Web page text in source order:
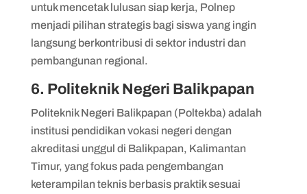
untuk mencetak lulusan siap kerja, Polnep
menjadi pilihan strategis bagi siswa yang ingin
langsung berkontribusi di sektor industri dan
pembangunan regional.
6. Politeknik Negeri Balikpapan
Politeknik Negeri Balikpapan (Poltekba) adalah
institusi pendidikan vokasi negeri dengan
akreditasi unggul di Balikpapan, Kalimantan
Timur, yang fokus pada pengembangan
keterampilan teknis berbasis praktik sesuai